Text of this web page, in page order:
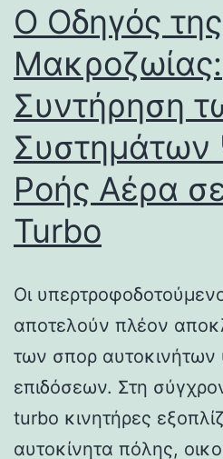
Ο Οδηγός της
Μακροζωίας:
Συντήρηση
Συστημάτων
Ροής Αέρα
Turbo
Οι
αποτελούν πλέον
των σπορ
επιδόσεων. Στη
turbo κινητήρες
αυτοκίνητα πόλης,